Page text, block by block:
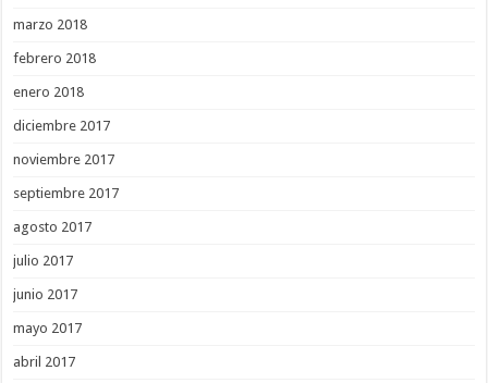
marzo 2018
febrero 2018
enero 2018
diciembre 2017
noviembre 2017
septiembre 2017
agosto 2017
julio 2017
junio 2017
mayo 2017
abril 2017